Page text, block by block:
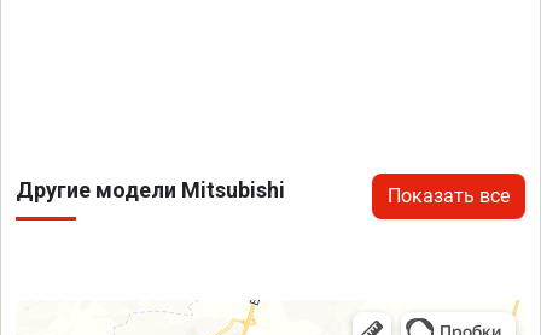
Другие модели Mitsubishi Показать все